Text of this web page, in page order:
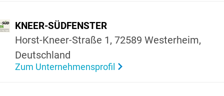
KNEER-SÜDFENSTER
Horst-Kneer-Straße 1, 72589 Wester­heim,
Deutsch­land
Zum Unternehmensprofil